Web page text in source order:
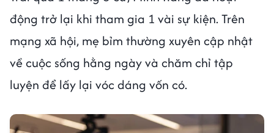
động trở lại khi tham gia 1 vài sự kiện. Trên
mạng xã hội, mẹ bỉm thường xuyên cập nhật
về cuộc sống hằng ngày và chăm chỉ tập
luyện để lấy lại vóc dáng vốn có.